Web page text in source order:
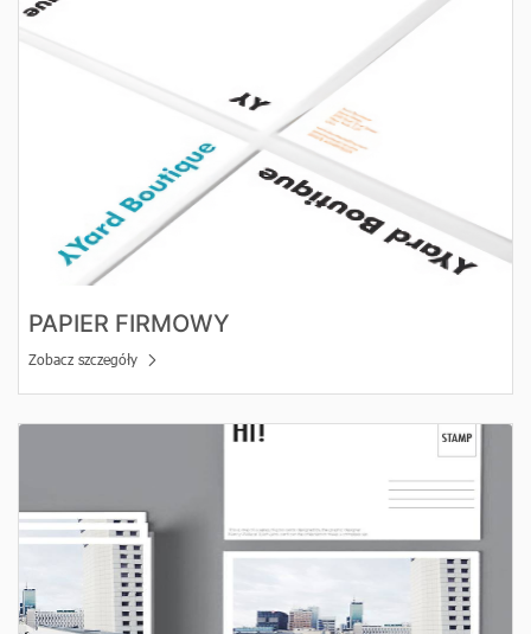
PAPIER FIRMOWY
Zobacz szczegóły
Zobacz szczegóły Pocztówki